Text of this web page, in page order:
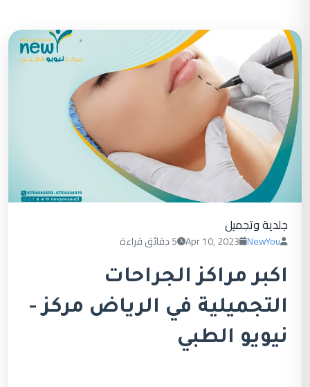
جلدية وتجميل
NewYou
Apr 10, 2023 5 دقائق قراءة
اكبر مراكز الجراحات
التجميلية في الرياض مركز -
نيويو الطبي